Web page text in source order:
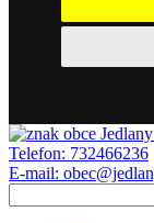
Telefon: 732466236
E-mail: